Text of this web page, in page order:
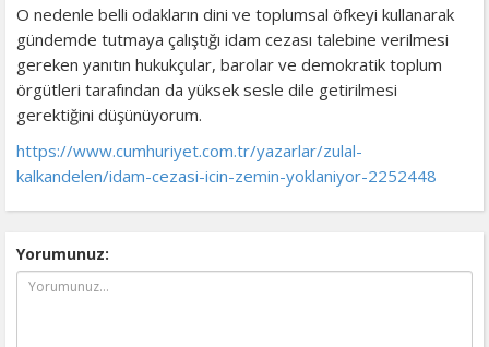
O nedenle belli odakların dini ve toplumsal öfkeyi kullanarak
gündemde tutmaya çalıştığı idam cezası talebine verilmesi
gereken yanıtın hukukçular, barolar ve demokratik toplum
örgütleri tarafından da yüksek sesle dile getirilmesi
gerektiğini düşünüyorum.
https://www.cumhuriyet.com.tr/yazarlar/zulal-
kalkandelen/idam-cezasi-icin-zemin-yoklaniyor-2252448
Yorumunuz: